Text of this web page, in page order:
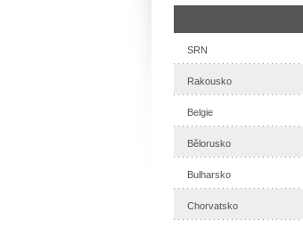
SRN
Rakousko
Belgie
Bělorusko
Bulharsko
Chorvatsko